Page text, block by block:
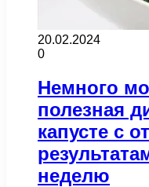
20.02.2024
0
Немного
полезная
капусте с
неделю